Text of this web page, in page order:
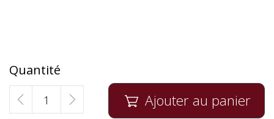
Quantité
 Ajouter au panier